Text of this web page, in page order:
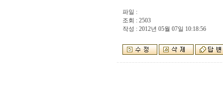
파일 :
조회 : 2503
작성 : 2012년 05월 07일 10:18:56